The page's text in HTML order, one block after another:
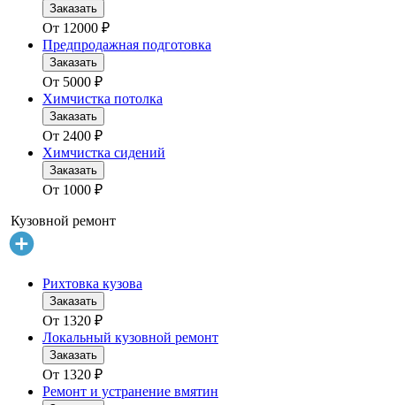
Заказать
От 12000 ₽
Предпродажная подготовка
Заказать
От 5000 ₽
Химчистка потолка
Заказать
От 2400 ₽
Химчистка сидений
Заказать
От 1000 ₽
Кузовной ремонт
Рихтовка кузова
Заказать
От 1320 ₽
Локальный кузовной ремонт
Заказать
От 1320 ₽
Ремонт и устранение вмятин